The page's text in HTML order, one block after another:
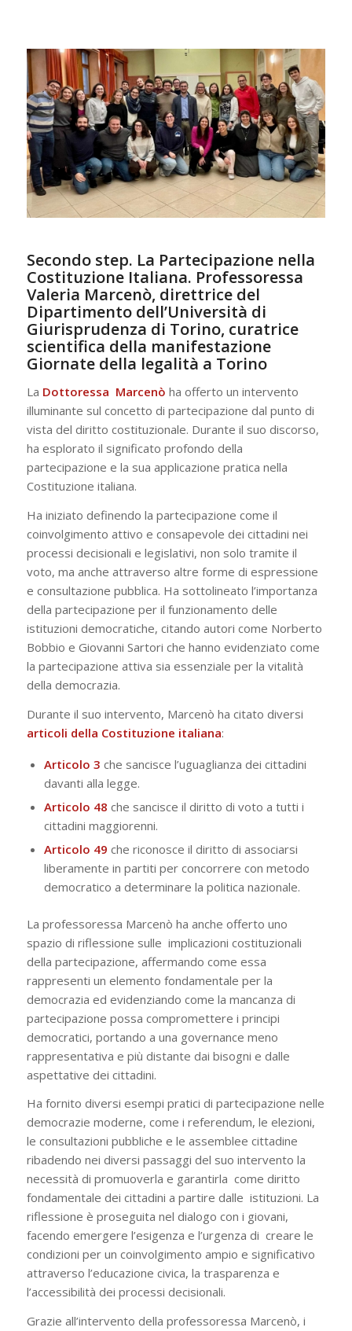
Secondo step. La Partecipazione nella
Costituzione Italiana. Professoressa
Valeria Marcenò, direttrice del
Dipartimento dell’Università di
Giurisprudenza di Torino, curatrice
scientifica della manifestazione
Giornate della legalità a Torino
La Dottoressa Marcenò ha offerto un intervento
illuminante sul concetto di partecipazione dal punto di
vista del diritto costituzionale. Durante il suo discorso,
ha esplorato il significato profondo della
partecipazione e la sua applicazione pratica nella
Costituzione italiana.
Ha iniziato definendo la partecipazione come il
coinvolgimento attivo e consapevole dei cittadini nei
processi decisionali e legislativi, non solo tramite il
voto, ma anche attraverso altre forme di espressione
e consultazione pubblica. Ha sottolineato l’importanza
della partecipazione per il funzionamento delle
istituzioni democratiche, citando autori come Norberto
Bobbio e Giovanni Sartori che hanno evidenziato come
la partecipazione attiva sia essenziale per la vitalità
della democrazia.
Durante il suo intervento, Marcenò ha citato diversi
articoli della Costituzione italiana:
Articolo 3 che sancisce l’uguaglianza dei cittadini
davanti alla legge.
Articolo 48 che sancisce il diritto di voto a tutti i
cittadini maggiorenni.
Articolo 49 che riconosce il diritto di associarsi
liberamente in partiti per concorrere con metodo
democratico a determinare la politica nazionale.
La professoressa Marcenò ha anche offerto uno
spazio di riflessione sulle implicazioni costituzionali
della partecipazione, affermando come essa
rappresenti un elemento fondamentale per la
democrazia ed evidenziando come la mancanza di
partecipazione possa compromettere i principi
democratici, portando a una governance meno
rappresentativa e più distante dai bisogni e dalle
aspettative dei cittadini.
Ha fornito diversi esempi pratici di partecipazione nelle
democrazie moderne, come i referendum, le elezioni,
le consultazioni pubbliche e le assemblee cittadine
ribadendo nei diversi passaggi del suo intervento la
necessità di promuoverla e garantirla come diritto
fondamentale dei cittadini a partire dalle istituzioni. La
riflessione è proseguita nel dialogo con i giovani,
facendo emergere l’esigenza e l’urgenza di creare le
condizioni per un coinvolgimento ampio e significativo
attraverso l’educazione civica, la trasparenza e
l’accessibilità dei processi decisionali.
Grazie all’intervento della professoressa Marcenò, i